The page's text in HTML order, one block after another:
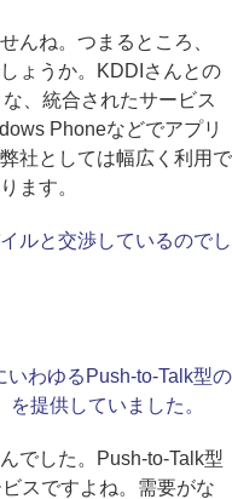
んね。つまるところ、
ょうか。KDDIさんとの
、統合されたサービス
Phoneなどでアプリ
社としては幅広く利用で
ます。
ルと交渉しているのでし
わゆるPush-to-Talk型の
提供していました。
でした。Push-to-Talk型
スですよね。需要がな